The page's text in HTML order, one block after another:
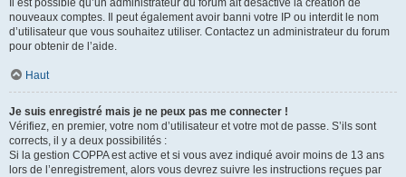
Il est possible qu’un administrateur du forum ait désactivé la création de
nouveaux comptes. Il peut également avoir banni votre IP ou interdit le nom
d’utilisateur que vous souhaitez utiliser. Contactez un administrateur du forum
pour obtenir de l’aide.
Haut
Je suis enregistré mais je ne peux pas me connecter !
Vérifiez, en premier, votre nom d’utilisateur et votre mot de passe. S’ils sont
corrects, il y a deux possibilités :
Si la gestion COPPA est active et si vous avez indiqué avoir moins de 13 ans
lors de l’enregistrement, alors vous devrez suivre les instructions reçues par